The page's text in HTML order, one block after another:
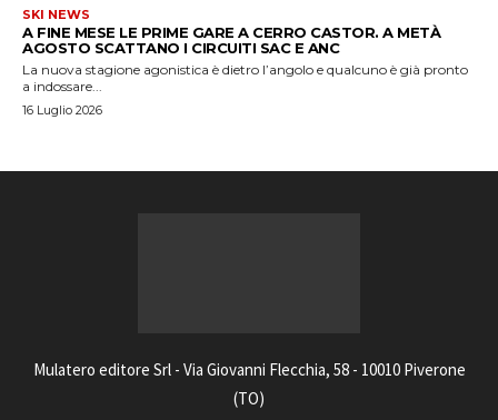
SKI NEWS
A FINE MESE LE PRIME GARE A CERRO CASTOR. A METÀ
AGOSTO SCATTANO I CIRCUITI SAC E ANC
La nuova stagione agonistica è dietro l’angolo e qualcuno è già pronto
a indossare...
16 Luglio 2026
Mulatero editore Srl - Via Giovanni Flecchia, 58 - 10010 Piverone
(TO)